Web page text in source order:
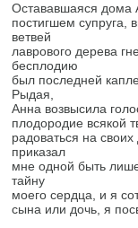
Остававшаяся дома
постигшем супруга,
ветвей
лаврового дерева
бесплодию
был последней
Рыдая,
Анна возвысила
плодородие всякой
радоваться на
приказал
мне одной быть
тайну
моего сердца, и я
сына или дочь, я